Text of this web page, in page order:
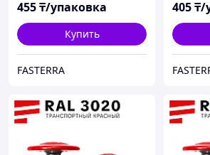
455₸/упаковка
Купить
FASTERRA
405₸/